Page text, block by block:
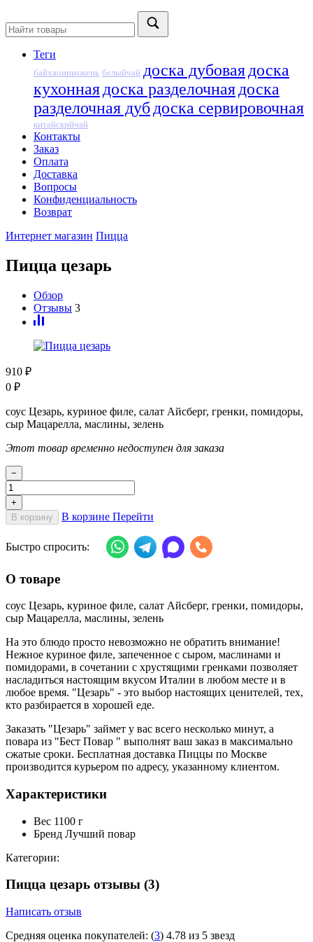
Теги
байхаоиньчжень белыйчай доска дубовая доска
кухонная доска разделочная доска
разделочная дуб доска сервировочная
китайскийчай
Контакты
Заказ
Оплата
Доставка
Вопросы
Конфиденциальность
Возврат
Интернет магазин Пицца
Пицца цезарь
Обзор
Отзывы 3
910 ₽
0 ₽
соус Цезарь, куриное филе, салат Айсберг, гренки, помидоры,
сыр Мацарелла, маслины, зелень
Этот товар временно недоступен для заказа
−
+
В корзину
В корзине Перейти
Быстро спросить:
О товаре
соус Цезарь, куриное филе, салат Айсберг, гренки, помидоры,
сыр Мацарелла, маслины, зелень
На это блюдо просто невозможно не обратить внимание!
Нежное куриное филе, запеченное с сыром, маслинами и
помидорами, в сочетании с хрустящими гренками позволяет
насладиться настоящим вкусом Италии в любом месте и в
любое время. "Цезарь" - это выбор настоящих ценителей, тех,
кто разбирается в хорошей еде.
Заказать "Цезарь" займет у вас всего несколько минут, а
повара из "Бест Повар " выполнят ваш заказ в максимально
сжатые сроки. Бесплатная доставка Пиццы по Москве
производится курьером по адресу, указанному клиентом.
Характеристики
Вес 1100 г
Бренд Лучший повар
Категории:
Пицца цезарь отзывы (3)
Написать отзыв
Средняя оценка покупателей: (3) 4.78 из 5 звезд